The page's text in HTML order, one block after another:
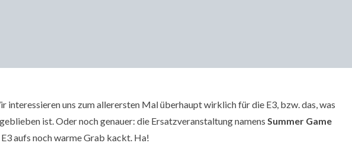
interessieren uns zum allerersten Mal überhaupt wirklich für die E3, bzw. das, was
ist. Oder noch genauer: die Ersatzveranstaltung namens Summer Game
E3 aufs noch warme Grab kackt. Ha!